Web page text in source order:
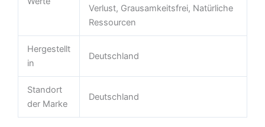
Verlust, Grausamkeitsfrei, Natürliche
Ressourcen
Hergestellt
in
Deutschland
Standort
der Marke
Deutschland